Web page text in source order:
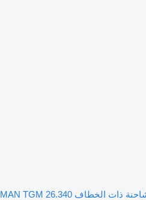
شاحنة ذات الخطاف MAN TGM 26.340